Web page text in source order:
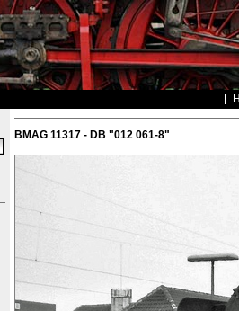
BMAG 11317 - DB "012 061-8"